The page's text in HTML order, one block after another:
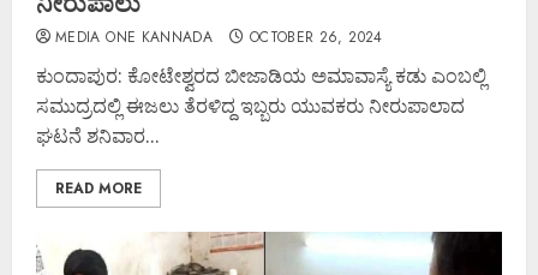
MEDIA ONE KANNADA OCTOBER 26, 2024
ಕುಂದಾಪುರ: ಕೋಟೇಶ್ವರದ ಬೀಜಾಡಿಯ ಅಮಾವಾಸ್ಯೆ ಕಡು ಎಂಬಲ್ಲಿ
ಸಮುದ್ರದಲ್ಲಿ ಈಜಲು ತೆರಳಿದ್ದ ಇಬ್ಬರು ಯುವಕರು ನೀರುಪಾಲಾದ
ಘಟನೆ ಶನಿವಾರ...
READ MORE